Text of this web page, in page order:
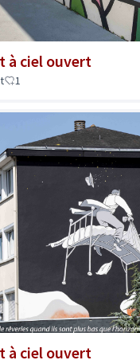
à ciel ouvert
1
à ciel ouvert